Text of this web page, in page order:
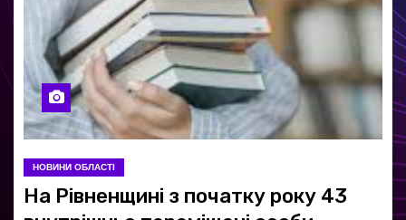
НОВИНИ ОБЛАСТІ
На Рівненщині з початку року 43